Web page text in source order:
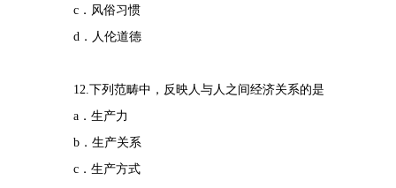
c．风俗习惯
d．人伦道德
12.下列范畴中，反映人与人之间经济关系的是
a．生产力
b．生产关系
c．生产方式